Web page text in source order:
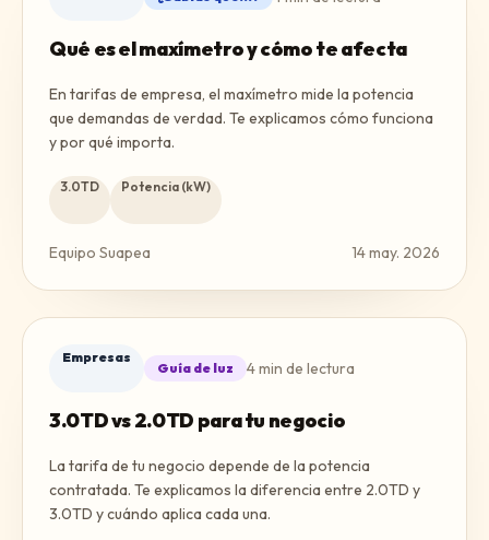
Qué es el maxímetro y cómo te afecta
En tarifas de empresa, el maxímetro mide la potencia
que demandas de verdad. Te explicamos cómo funciona
y por qué importa.
3.0TD Potencia (kW)
Equipo Suapea 14 may. 2026
Empresas
Guía de luz 4min de lectura
3.0TD vs 2.0TD para tu negocio
La tarifa de tu negocio depende de la potencia
contratada. Te explicamos la diferencia entre 2.0TD y
3.0TD y cuándo aplica cada una.